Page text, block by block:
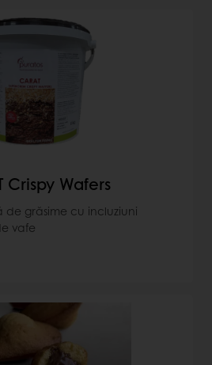
Crispy Wafers
grăsime cu incluziuni
vafe